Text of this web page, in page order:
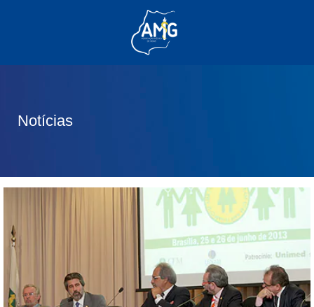
Notícias